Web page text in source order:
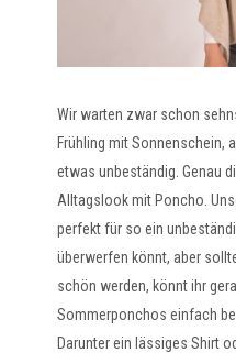
Wir warten zwar schon
Frühling mit Sonnenschein,
etwas unbeständig. Genau
Alltagslook mit Poncho.
perfekt für so ein
überwerfen könnt, aber
schön werden, könnt ihr
Sommerponchos einfach
Darunter ein lässiges Shirt